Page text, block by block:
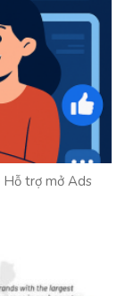
Hỗ trợ mở Ads